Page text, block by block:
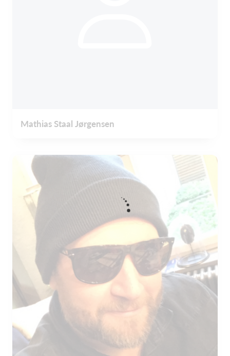
Mathias Staal Jørgensen